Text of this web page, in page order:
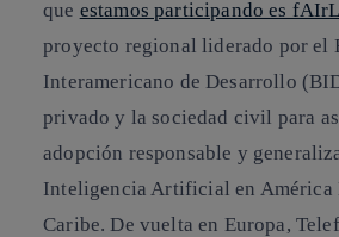
que estamos participando es
proyecto regional liderado por el
Interamericano de Desarrollo
privado y la sociedad civil para
adopción responsable y
Inteligencia Artificial en América
Caribe. De vuelta en Europa,